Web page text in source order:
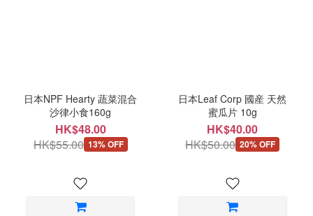
日本NPF Hearty 蔬菜混合
沙律小食160g
HK$48.00
HK$55.00 13% OFF
日本Leaf Corp 國産 天然
蜜瓜片 10g
HK$40.00
HK$50.00 20% OFF